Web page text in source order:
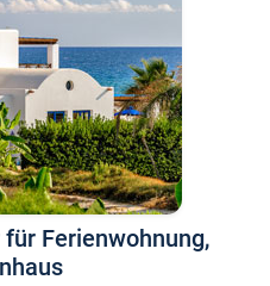
Ferienwohnung,